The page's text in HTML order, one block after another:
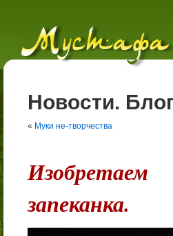
Новости.
« Муки не-творчества
запеканка.